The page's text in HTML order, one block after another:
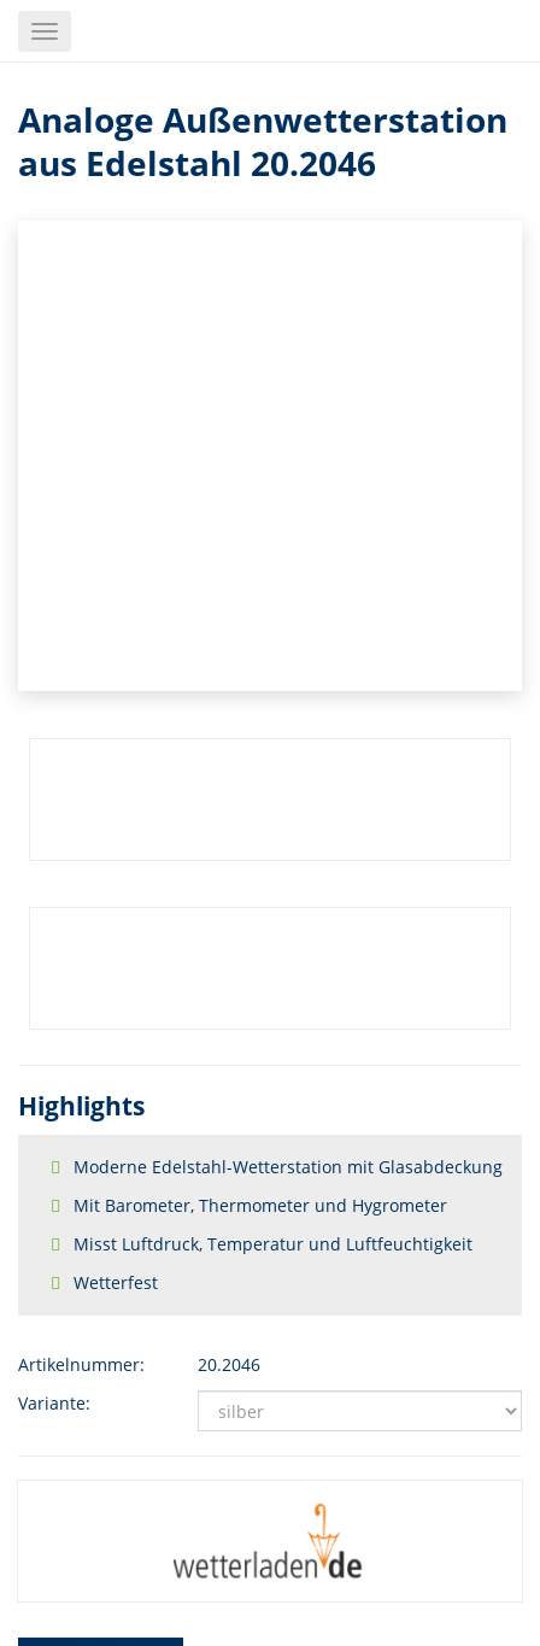
Toggle
Analoge Außenwetterstation
aus Edelstahl 20.2046
Highlights
Moderne Edelstahl-Wetterstation mit Glasabdeckung
Mit Barometer, Thermometer und Hygrometer
Misst Luftdruck, Temperatur und Luftfeuchtigkeit
Wetterfest
Artikelnummer:
20.2046
Variante: